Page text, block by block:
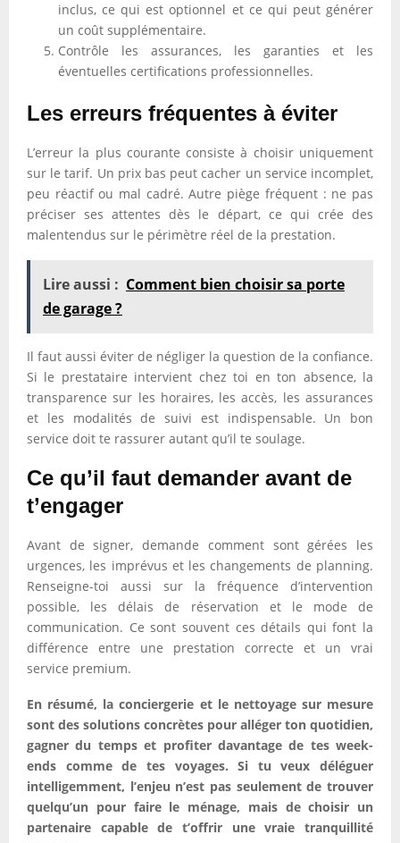
inclus, ce qui est optionnel et ce qui peut générer
un coût supplémentaire.
Contrôle les assurances, les garanties et les
éventuelles certifications professionnelles.
Les erreurs fréquentes à éviter
L’erreur la plus courante consiste à choisir uniquement
sur le tarif. Un prix bas peut cacher un service incomplet,
peu réactif ou mal cadré. Autre piège fréquent : ne pas
préciser ses attentes dès le départ, ce qui crée des
malentendus sur le périmètre réel de la prestation.
Lire aussi : Comment bien choisir sa porte
de garage ?
Il faut aussi éviter de négliger la question de la confiance.
Si le prestataire intervient chez toi en ton absence, la
transparence sur les horaires, les accès, les assurances
et les modalités de suivi est indispensable. Un bon
service doit te rassurer autant qu’il te soulage.
Ce qu’il faut demander avant de
t’engager
Avant de signer, demande comment sont gérées les
urgences, les imprévus et les changements de planning.
Renseigne-toi aussi sur la fréquence d’intervention
possible, les délais de réservation et le mode de
communication. Ce sont souvent ces détails qui font la
différence entre une prestation correcte et un vrai
service premium.
En résumé, la conciergerie et le nettoyage sur mesure
sont des solutions concrètes pour alléger ton quotidien,
gagner du temps et profiter davantage de tes week-
ends comme de tes voyages. Si tu veux déléguer
intelligemment, l’enjeu n’est pas seulement de trouver
quelqu’un pour faire le ménage, mais de choisir un
partenaire capable de t’offrir une vraie tranquillité